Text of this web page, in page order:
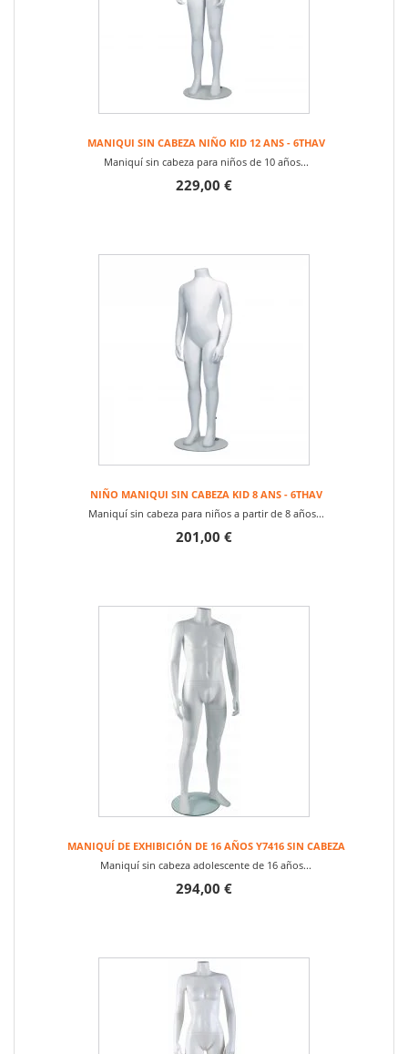
MANIQUI SIN CABEZA NIÑO KID 12 ANS - 6THAV
Maniquí sin cabeza para niños de 10 años...
229,00 €
NIÑO MANIQUI SIN CABEZA KID 8 ANS - 6THAV
Maniquí sin cabeza para niños a partir de 8 años...
201,00 €
MANIQUÍ DE EXHIBICIÓN DE 16 AÑOS Y7416 SIN CABEZA
Maniquí sin cabeza adolescente de 16 años...
294,00 €